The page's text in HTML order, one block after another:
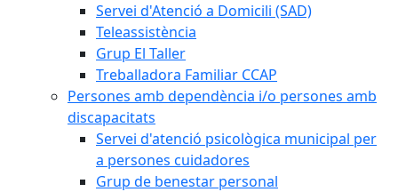
Servei d'Atenció a Domicili (SAD)
Teleassistència
Grup El Taller
Treballadora Familiar CCAP
Persones amb dependència i/o persones amb
discapacitats
Servei d'atenció psicològica municipal per
a persones cuidadores
Grup de benestar personal